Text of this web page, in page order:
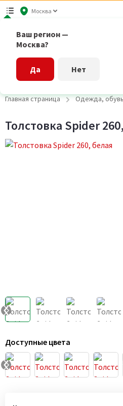
Москва
Ваш регион —
Москва?
Да Нет
Главная страница Одежда,
Толстовка Spider
Доступные цвета